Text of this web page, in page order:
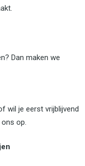
Dan maken we
wil je eerst vrijblijvend
op.